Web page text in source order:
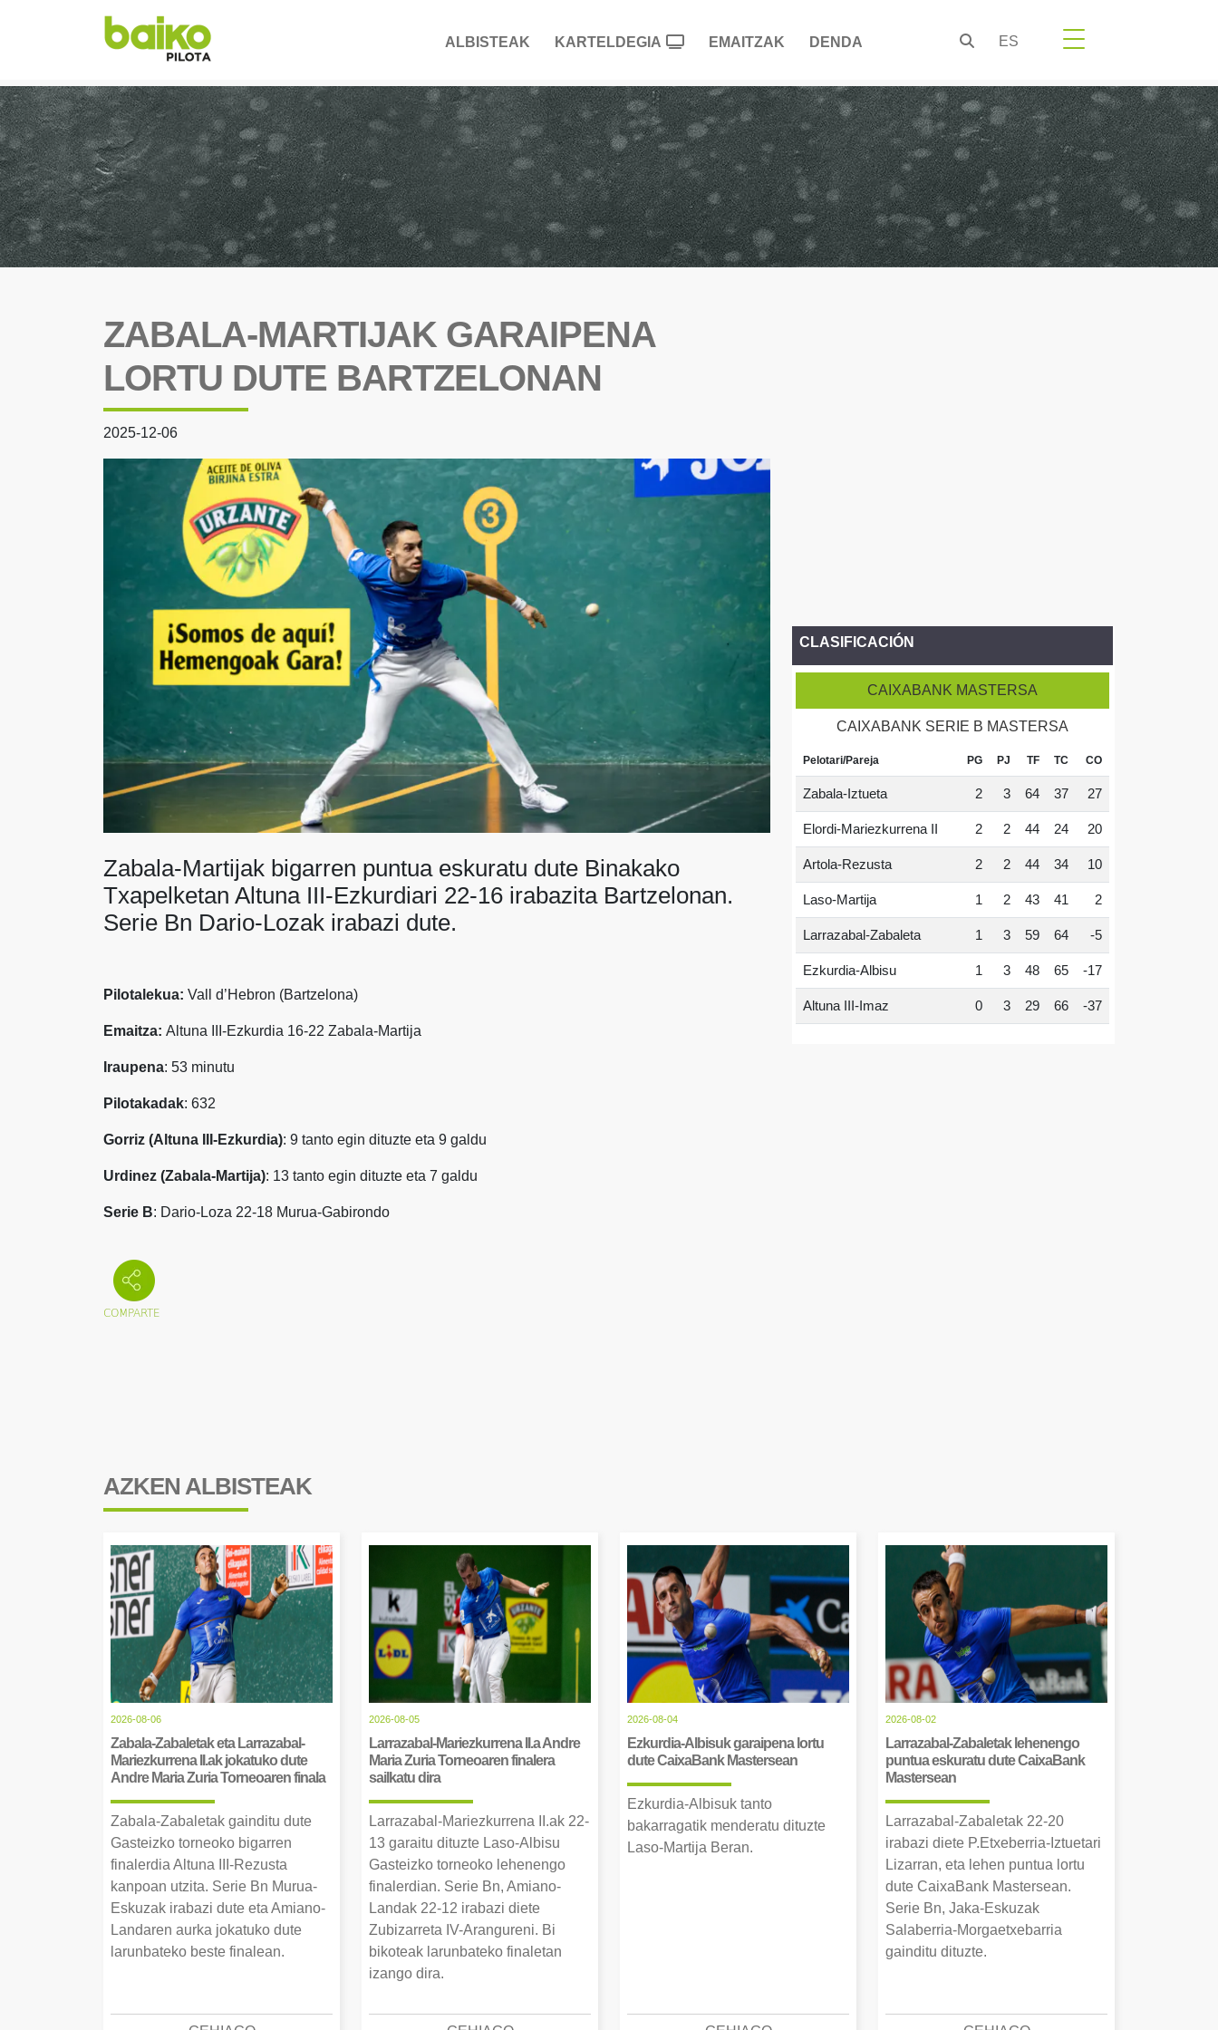
ALBISTEAK KARTELDEGIA EMAITZAK DENDA ES
ZABALA-MARTIJAK GARAIPENA
LORTU DUTE BARTZELONAN
2025-12-06
Zabala-Martijak bigarren puntua eskuratu dute Binakako
Txapelketan Altuna III-Ezkurdiari 22-16 irabazita Bartzelonan.
Serie Bn Dario-Lozak irabazi dute.
Pilotalekua: Vall d’Hebron (Bartzelona)
Emaitza: Altuna III-Ezkurdia 16-22 Zabala-Martija
Iraupena: 53 minutu
Pilotakadak: 632
Gorriz (Altuna III-Ezkurdia): 9 tanto egin dituzte eta 9 galdu
Urdinez (Zabala-Martija): 13 tanto egin dituzte eta 7 galdu
Serie B: Dario-Loza 22-18 Murua-Gabirondo
CLASIFICACIÓN
CAIXABANK MASTERSA
CAIXABANK SERIE B MASTERSA
Pelotari/Pareja PG PJ TF TC CO
Zabala-Iztueta 2 3 64 37 27
Elordi-Mariezkurrena II 2 2 44 24 20
Artola-Rezusta 2 2 44 34 10
Laso-Martija 1 2 43 41 2
Larrazabal-Zabaleta 1 3 59 64 -5
Ezkurdia-Albisu 1 3 48 65 -17
Altuna III-Imaz 0 3 29 66 -37
AZKEN ALBISTEAK
2026-08-06
Zabala-Zabaletak eta Larrazabal-
Mariezkurrena II.ak jokatuko dute
Andre Maria Zuria Torneoaren finala
Zabala-Zabaletak gainditu dute
Gasteizko torneoko bigarren
finalerdia Altuna III-Rezusta
kanpoan utzita. Serie Bn Murua-
Eskuzak irabazi dute eta Amiano-
Landaren aurka jokatuko dute
larunbateko beste finalean.
2026-08-05
Larrazabal-Mariezkurrena II.a Andre
Maria Zuria Torneoaren finalera
sailkatu dira
Larrazabal-Mariezkurrena II.ak 22-
13 garaitu dituzte Laso-Albisu
Gasteizko torneoko lehenengo
finalerdian. Serie Bn, Amiano-
Landak 22-12 irabazi diete
Zubizarreta IV-Arangureni. Bi
bikoteak larunbateko finaletan
izango dira.
2026-08-04
Ezkurdia-Albisuk garaipena lortu
dute CaixaBank Mastersean
Ezkurdia-Albisuk tanto
bakarragatik menderatu dituzte
Laso-Martija Beran.
2026-08-02
Larrazabal-Zabaletak lehenengo
puntua eskuratu dute CaixaBank
Mastersean
Larrazabal-Zabaletak 22-20
irabazi diete P.Etxeberria-Iztuetari
Lizarran, eta lehen puntua lortu
dute CaixaBank Mastersean.
Serie Bn, Jaka-Eskuzak
Salaberria-Morgaetxebarria
gainditu dituzte.